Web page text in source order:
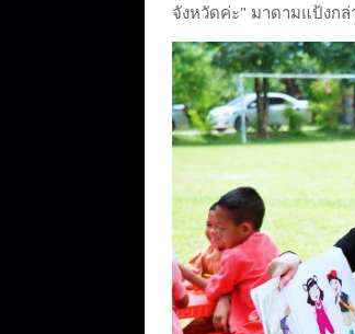
จังหวัดค่ะ" มาดามแป้งกล่